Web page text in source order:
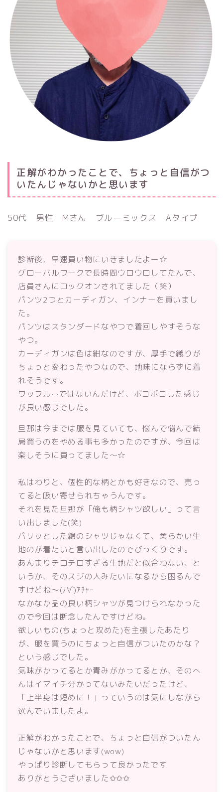
正解がわかったことで、ちょっと自信がつ
いたんじゃないかと思います
50代 男性 Mさん ブルーミックス Aタイプ
診断後、早速買い物にいきましたよー☆
グローバルワークで長時間ウロウロしてたんで、
店員さんにロックオンされてました（笑）
パンツ2つとカーディガン、インナーを買いまし
た。
パンツはスタンダードなやつで着回しやすそうな
やつ。
カーディガンは色は紺なのですが、厚手で織りが
ちょっと変わったやつなので、地味にならずに着
れそうです。
ワッフル…ではないんだけど、ボコボコした感じ
が良い感じでした。
旦那は今までは服を見ていても、悩んで悩んで結
局買うのをやめる事も多かったのですが、今回は
楽しそうに買ってました～☆
私はわりと、個性的な柄とかも好きなので、売っ
てると吸い寄せられちゃうんです。
それを見た旦那が「俺も柄シャツ欲しい」って言
い出しました(笑)
パリッとした綿のシャツじゃなくて、柔らかい生
地のが着たいと言い出したのでびっくりです。
あんまりテロテロすぎる生地だと似合わない、と
いうか、そのスジの人みたいになるから困るんで
すけどね～(ﾉ∀`)ｱﾁｬｰ
なかなか品の良い柄シャツが見つけられなかった
ので今回は断念したんですけどね。
欲しいもの(ちょっと攻めた)を主張したあたり
が、服を買うのにちょっと自信がついたのかな？
という感じでした。
気味がかってるとか青みがかってるとか、そのへ
んはイマイチ分かってないみたいだったけど、
「上半身は短めに！」っていうのは気にしながら
選んでいましたよ。
正解がわかったことで、ちょっと自信がついたん
じゃないかと思います(wow)
やっぱり診断してもらって良かったです
ありがとうございました✩✩✩